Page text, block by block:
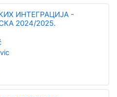
ИНТЕГРАЦИЈА -
2024/2025.